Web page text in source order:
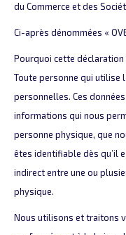
du Commerce et des
Ci-après dénommées «
Pourquoi cette
Toute personne qui utilise
personnelles. Ces
informations qui nous
personne physique, que
êtes identifiable dès qu’il
indirect entre une ou
physique.
Nous utilisons et traitons